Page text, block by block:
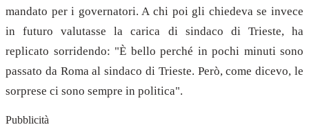
mandato per i governatori. A chi poi gli chiedeva se invece
in futuro valutasse la carica di sindaco di Trieste, ha
replicato sorridendo: "È bello perché in pochi minuti sono
passato da Roma al sindaco di Trieste. Però, come dicevo, le
sorprese ci sono sempre in politica".
Pubblicità